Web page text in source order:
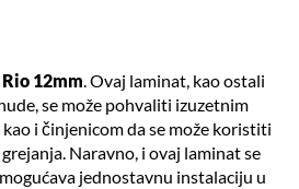
Rio 12mm. Ovaj laminat, kao ostali
se može pohvaliti izuzetnim
i činjenicom da se može koristiti
Naravno, i ovaj laminat se
jednostavnu instalaciju u